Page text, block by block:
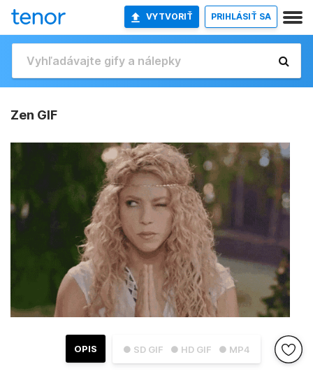
VYTVORIŤ PRIHLÁSIŤ SA
Zen GIF
● SD GIF ● HD GIF ● MP4
OPIS